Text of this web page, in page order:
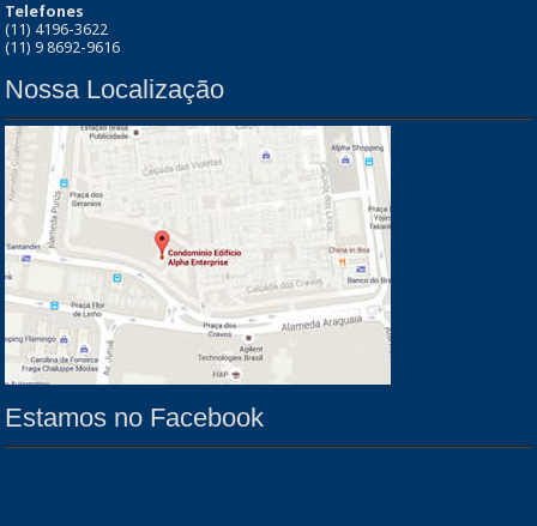
Telefones
(11) 4196-3622
(11) 9 8692-9616
Nossa Localização
Estamos no Facebook